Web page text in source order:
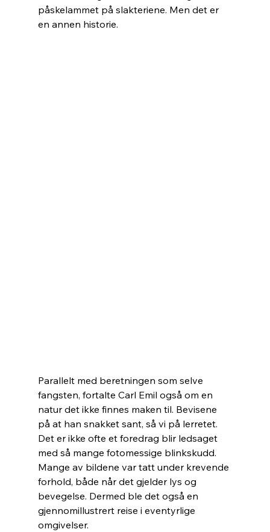
påskelammet på slakteriene. Men det er
en annen historie.
Parallelt med beretningen som selve
fangsten, fortalte Carl Emil også om en
natur det ikke finnes maken til. Bevisene
på at han snakket sant, så vi på lerretet.
Det er ikke ofte et foredrag blir ledsaget
med så mange fotomessige blinkskudd.
Mange av bildene var tatt under krevende
forhold, både når det gjelder lys og
bevegelse. Dermed ble det også en
gjennomillustrert reise i eventyrlige
omgivelser.